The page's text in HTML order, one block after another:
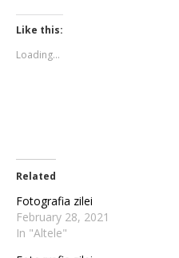
Twitter
(Opens
in
window)
Like this:
Loading...
Related
Fotografia zilei
February 28, 2021
In "Altele"